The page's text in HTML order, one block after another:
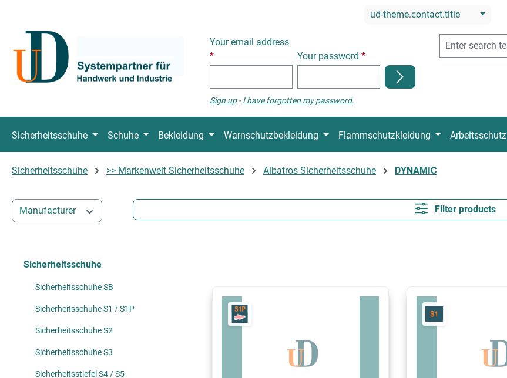
ud-theme.contact.title
Your email address
*
Your password*
Sign up-I have forgotten my password.
Sicherheitsschuhe Schuhe Bekleidung Warnschutzbekleidung Flammschutzkleidung Arbeitsschutz
Sicherheitsschuhe >> Markenwelt Sicherheitsschuhe Albatros Sicherheitsschuhe DYNAMIC
Manufacturer Filter products
Sicherheitsschuhe
Sicherheitsschuhe SB
Sicherheitsschuhe S1 / S1P
Sicherheitsschuhe S2
Sicherheitsschuhe S3
Sicherheitsstiefel S4 / S5